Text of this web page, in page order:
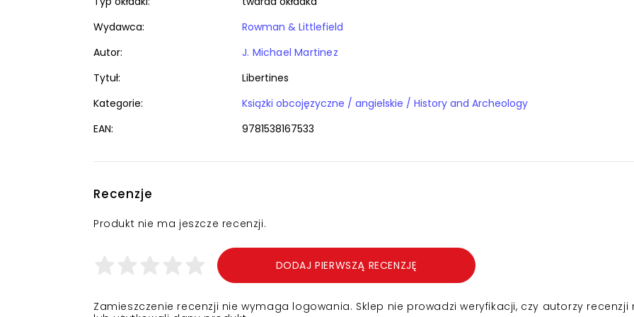
Wydawca:
Rowman & Littlefield
Autor:
J. Michael Martinez
Tytuł:
Libertines
Kategorie:
Książki obcojęzyczne / angielskie / History and Archeology
EAN:
9781538167533
Recenzje
Produkt nie ma jeszcze recenzji.
DODAJ PIERWSZĄ RECENZJĘ
Zamieszczenie recenzji nie wymaga logowania. Sklep nie prowadzi weryfikacji, czy autorzy recenzji